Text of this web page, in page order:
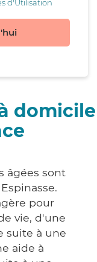
d'Utilisation
domicile
âgées sont
pour
vie, d'une
suite à une
aide à